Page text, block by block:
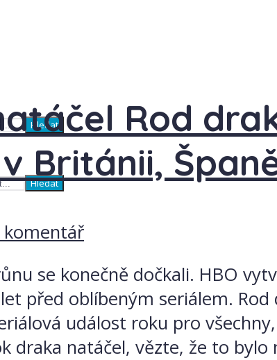
Hledat
Hledat
Rod
Británii,
komentář
se konečně dočkali. HBO
před oblíbeným seriálem.
událost roku pro
draka natáčel, vězte, že to bylo